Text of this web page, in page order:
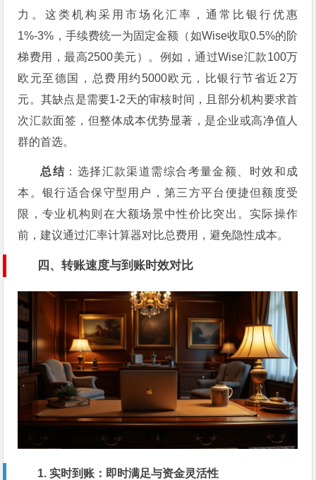
力。这类机构采用市场化汇率，通常比银行优惠
1%-3%，手续费统一为固定金额（如Wise收取0.5%的阶
梯费用，最高2500美元）。例如，通过Wise汇款100万
欧元至德国，总费用约5000欧元，比银行节省近2万
元。其缺点是需要1-2天的审核时间，且部分机构要求首
次汇款面签，但整体成本优势显著，是企业或高净值人
群的首选。
总结 ：选择汇款渠道需综合考量金额、时效和成
本。银行适合保守型用户，第三方平台便捷但额度受
限，专业机构则在大额场景中性价比突出。实际操作
前，建议通过汇率计算器对比总费用，避免隐性成本。
四、转账速度与到账时效对比
1. 实时到账：即时满足与资金灵活性